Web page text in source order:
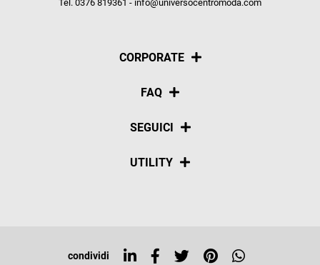
Tel. 0376 819361 - info@universocentromoda.com
CORPORATE
Chi siamo
FAQ
Pagamenti
SEGUICI
Social
UTILITY
Top ricerche
condividi